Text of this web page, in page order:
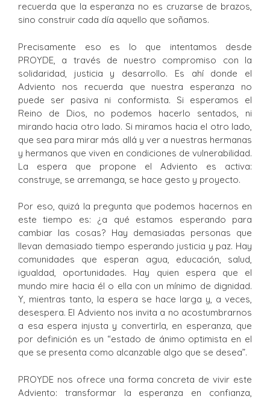
recuerda que la esperanza no es cruzarse de brazos,
sino construir cada día aquello que soñamos.
Precisamente eso es lo que intentamos desde
PROYDE, a través de nuestro compromiso con la
solidaridad, justicia y desarrollo. Es ahí donde el
Adviento nos recuerda que nuestra esperanza no
puede ser pasiva ni conformista. Si esperamos el
Reino de Dios, no podemos hacerlo sentados, ni
mirando hacia otro lado. Si miramos hacia el otro lado,
que sea para mirar más allá y ver a nuestras hermanas
y hermanos que viven en condiciones de vulnerabilidad.
La espera que propone el Adviento es activa:
construye, se arremanga, se hace gesto y proyecto.
Por eso, quizá la pregunta que podemos hacernos en
este tiempo es: ¿a qué estamos esperando para
cambiar las cosas? Hay demasiadas personas que
llevan demasiado tiempo esperando justicia y paz. Hay
comunidades que esperan agua, educación, salud,
igualdad, oportunidades. Hay quien espera que el
mundo mire hacia él o ella con un mínimo de dignidad.
Y, mientras tanto, la espera se hace larga y, a veces,
desespera. El Adviento nos invita a no acostumbrarnos
a esa espera injusta y convertirla, en esperanza, que
por definición es un “estado de ánimo optimista en el
que se presenta como alcanzable algo que se desea”.
PROYDE nos ofrece una forma concreta de vivir este
Adviento: transformar la esperanza en confianza,